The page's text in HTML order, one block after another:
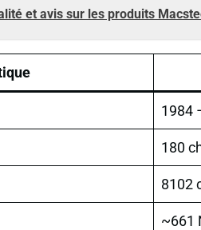
et avis sur les produits
1984
180
8102
~661